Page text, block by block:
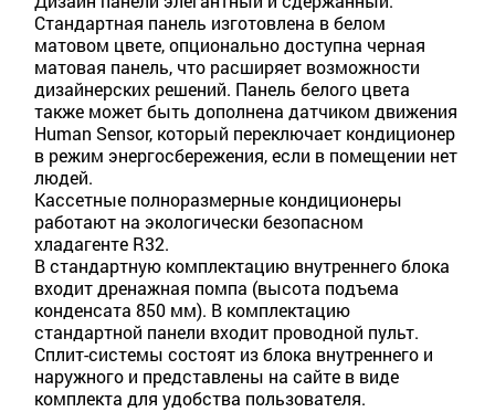
Стандартная панель изготовлена в белом
матовом цвете, опционально доступна черная
матовая панель, что расширяет возможности
дизайнерских решений. Панель белого цвета
также может быть дополнена датчиком движения
Human Sensor, который переключает кондиционер
в режим энергосбережения, если в помещении нет
людей.
Кассетные полноразмерные кондиционеры
работают на экологически безопасном
хладагенте R32.
В стандартную комплектацию внутреннего блока
входит дренажная помпа (высота подъема
конденсата 850 мм). В комплектацию
стандартной панели входит проводной пульт.
Сплит-системы состоят из блока внутреннего и
наружного и представлены на сайте в виде
комплекта для удобства пользователя.